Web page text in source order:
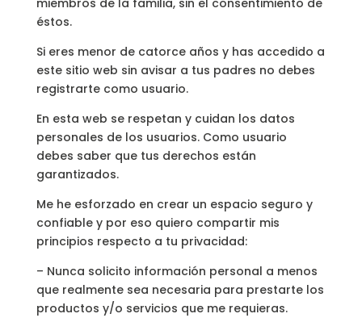
miembros de la familia, sin el consentimiento de
éstos.
Si eres menor de catorce años y has accedido a
este sitio web sin avisar a tus padres no debes
registrarte como usuario.
En esta web se respetan y cuidan los datos
personales de los usuarios. Como usuario
debes saber que tus derechos están
garantizados.
Me he esforzado en crear un espacio seguro y
confiable y por eso quiero compartir mis
principios respecto a tu privacidad:
– Nunca solicito información personal a menos
que realmente sea necesaria para prestarte los
productos y/o servicios que me requieras.